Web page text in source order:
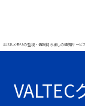
#USBメモリの監視・情報持ち出しの通知サービ